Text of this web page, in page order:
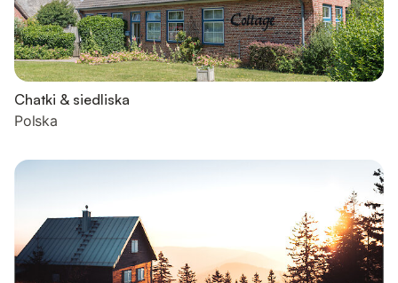
Chatki & siedliska
Polska